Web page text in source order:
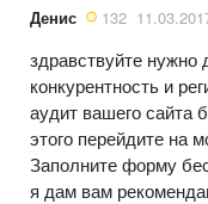
Денис 132
здравствуйте нужно
конкурентность и
аудит вашего сайта
этого перейдите на
Заполните форму
я дам вам